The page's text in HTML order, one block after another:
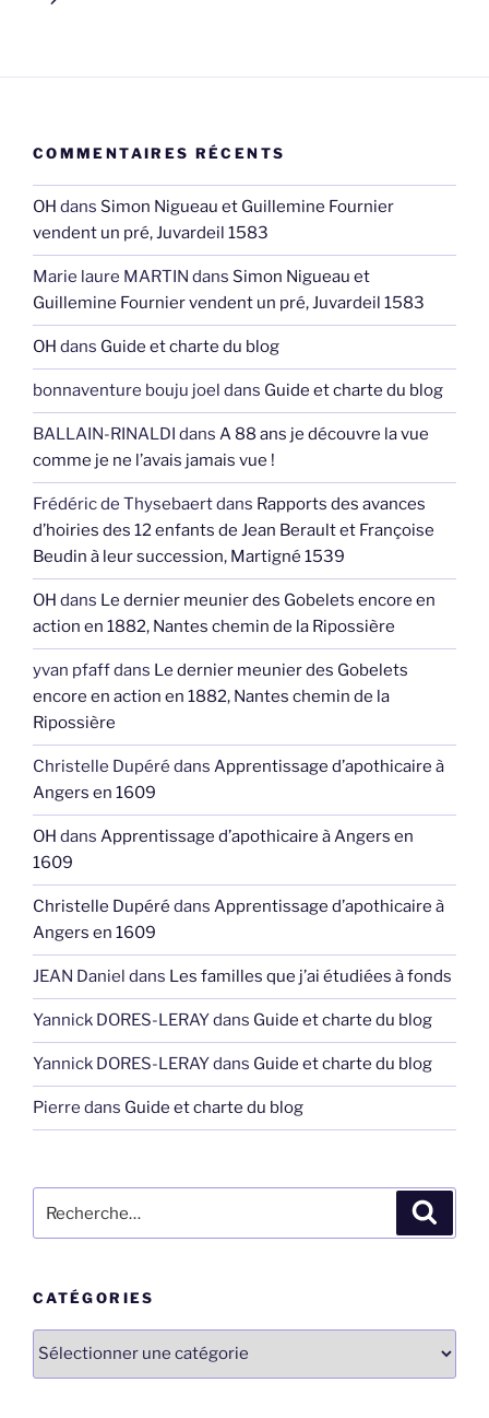
COMMENTAIRES RÉCENTS
OH dans Simon Nigueau et Guillemine Fournier
vendent un pré, Juvardeil 1583
Marie laure MARTIN dans Simon Nigueau et
Guillemine Fournier vendent un pré, Juvardeil 1583
OH dans Guide et charte du blog
bonnaventure bouju joel dans Guide et charte du blog
BALLAIN-RINALDI dans A 88 ans je découvre la vue
comme je ne l’avais jamais vue !
Frédéric de Thysebaertdans Rapports des avances
d’hoiries des 12 enfants de Jean Berault et Françoise
Beudin à leur succession, Martigné 1539
OH dans Le dernier meunier des Gobelets encore en
action en 1882, Nantes chemin de la Ripossière
yvan pfaffdans Le dernier meunier des Gobelets
encore en action en 1882, Nantes chemin de la
Ripossière
Christelle Dupéré dans Apprentissage d’apothicaire à
Angers en 1609
OH dans Apprentissage d’apothicaire à Angers en
1609
Christelle Dupéré dans Apprentissage d’apothicaire à
Angers en 1609
JEAN Daniel dans Les familles que j’ai étudiées à fonds
Yannick DORES-LERAYdans Guide et charte du blog
Yannick DORES-LERAYdans Guide et charte du blog
Pierre dans Guide et charte du blog
pour
CATÉGORIES
Catégories